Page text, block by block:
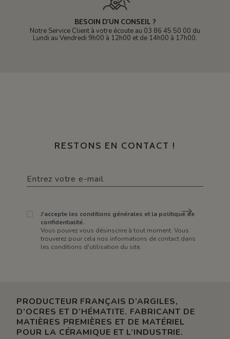
BESOIN D'UN CONSEIL ?
Notre Service Client à votre écoute au 03 86 45 50 00 du
Lundi au Vendredi 9h00 à 12h00 et de 14h00 à 17h00.
RESTONS EN CONTACT !
J'accepte les conditions générales et la politique de
confidentialité.
Vous pouvez vous désinscrire à tout moment. Vous
trouverez pour cela nos informations de contact dans
les conditions d'utilisation du site.
PRODUCTEUR FRANÇAIS D’ARGILES,
D’OCRES ET D’HÉMATITE. FABRICANT DE
MATIÈRES PREMIÈRES ET DE MATÉRIEL
POUR LA CÉRAMIQUE ET L’INDUSTRIE.